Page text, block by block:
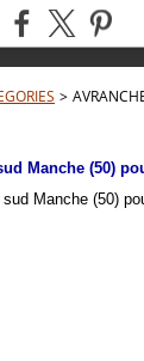
>
Manche (50)